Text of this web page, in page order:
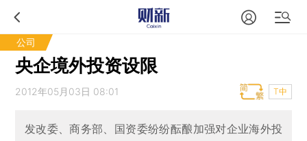
公司
央企境外投资设限
2012年05月03日 08:01 T中
发改委、商务部、国资委纷纷酝酿加强对企业海外投